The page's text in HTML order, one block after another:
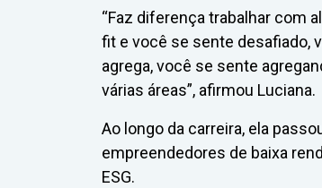
“Faz diferença trabalhar com
fit e você se sente desafiado,
agrega, você se sente
várias áreas”, afirmou Luciana.
Ao longo da carreira, ela
empreendedores de baixa
ESG.